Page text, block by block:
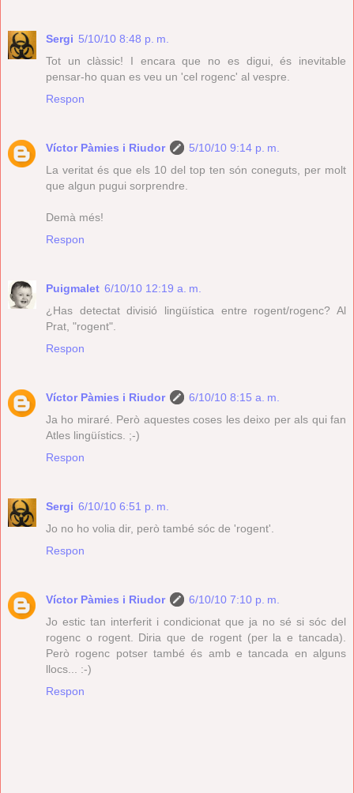
Sergi 5/10/10 8:48 p. m.
Tot un clàssic! I encara que no es digui, és inevitable
pensar-ho quan es veu un 'cel rogenc' al vespre.
Respon
Víctor Pàmies i Riudor
5/10/10 9:14 p. m.
La veritat és que els 10 del top ten són coneguts, per molt
que algun pugui sorprendre.
Demà més!
Respon
Puigmalet 6/10/10 12:19 a. m.
¿Has detectat divisió lingüística entre rogent/rogenc? Al
Prat, "rogent".
Respon
Víctor Pàmies i Riudor
6/10/10 8:15 a. m.
Ja ho miraré. Però aquestes coses les deixo per als qui fan
Atles lingüístics. ;-)
Respon
Sergi 6/10/10 6:51 p. m.
Jo no ho volia dir, però també sóc de 'rogent'.
Respon
Víctor Pàmies i Riudor
6/10/10 7:10 p. m.
Jo estic tan interferit i condicionat que ja no sé si sóc del
rogenc o rogent. Diria que de rogent (per la e tancada).
Però rogenc potser també és amb e tancada en alguns
llocs... :-)
Respon